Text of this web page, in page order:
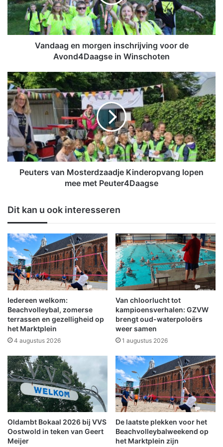
a
g
e
n
g
e
n
i
n
s
c
h
r
n
g
v
o
r
d
e
A
v
o
n
d
D
a
a
g
s
e
i
n
W
Vandaag en morgen inschrijving voor de
Avond4Daagse in Winschoten
P
e
u
t
e
r
s
v
a
t
e
r
d
z
a
a
d
j
e
K
i
n
e
r
o
p
v
a
n
g
l
Peuters van Mosterdzaadje Kinderopvang lopen
mee met Peuter4Daagse
Dit kan u ook interesseren
Iedereen welkom:
Beachvolleybal, zomerse
terrassen en gezelligheid op
het Marktplein
4 augustus 2026
Van chloorlucht tot
kampioensverhalen: GZVW
brengt oud-waterpoloërs
weer samen
1 augustus 2026
Oldambt Bokaal 2026 bij VVS
Oostwold in teken van Geert
Meijer
De laatste plekken voor het
Beachvolleybalweekend op
het Marktplein zijn